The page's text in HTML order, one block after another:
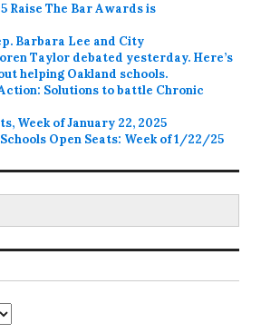
Raise The Bar Awards is
Barbara Lee and City
Taylor debated yesterday. Here’s
helping Oakland schools.
Solutions to battle Chronic
Week of January 22, 2025
Open Seats: Week of 1/22/25